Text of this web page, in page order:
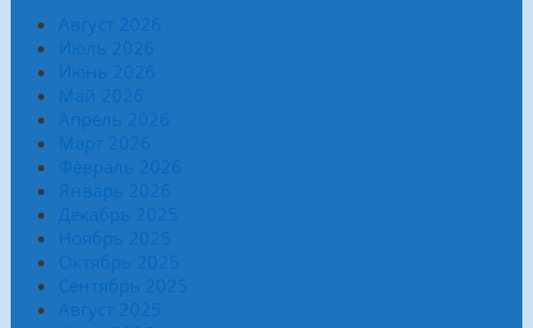
Август 2026
Июль 2026
Июнь 2026
Май 2026
Апрель 2026
Март 2026
Февраль 2026
Январь 2026
Декабрь 2025
Ноябрь 2025
Октябрь 2025
Сентябрь 2025
Август 2025